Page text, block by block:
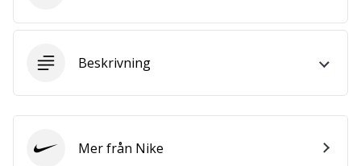
alla
Beskrivning
Nike Mer från Nike